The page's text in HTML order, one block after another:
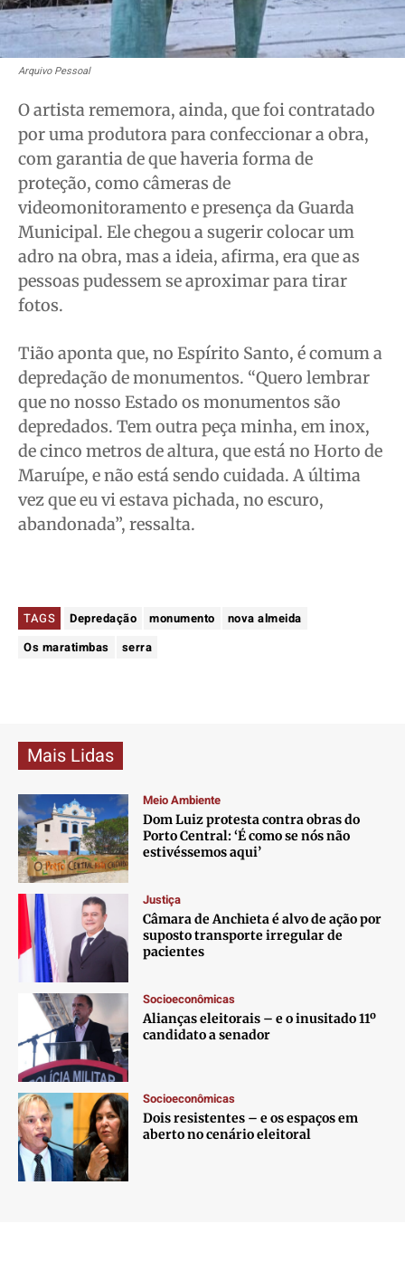
Arquivo Pessoal
O artista rememora, ainda, que foi contratado
por uma produtora para confeccionar a obra,
com garantia de que haveria forma de
proteção, como câmeras de
videomonitoramento e presença da Guarda
Municipal. Ele chegou a sugerir colocar um
adro na obra, mas a ideia, afirma, era que as
pessoas pudessem se aproximar para tirar
fotos.
Tião aponta que, no Espírito Santo, é comum a
depredação de monumentos. “Quero lembrar
que no nosso Estado os monumentos são
depredados. Tem outra peça minha, em inox,
de cinco metros de altura, que está no Horto de
Maruípe, e não está sendo cuidada. A última
vez que eu vi estava pichada, no escuro,
abandonada”, ressalta.
TAGS Depredação monumento
nova almeida
Os maratimbas
serra
Mais Lidas
Meio Ambiente
Dom Luiz protesta contra obras do
Porto Central: ‘É como se nós não
estivéssemos aqui’
Justiça
Câmara de Anchieta é alvo de ação por
suposto transporte irregular de
pacientes
Socioeconômicas
Alianças eleitorais – e o inusitado 11º
candidato a senador
Socioeconômicas
Dois resistentes – e os espaços em
aberto no cenário eleitoral